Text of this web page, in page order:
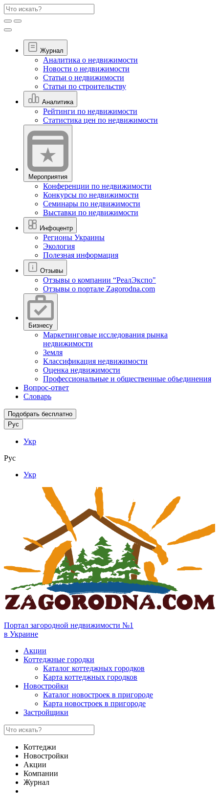
Журнал
Аналитика о недвижимости
Новости о недвижимости
Статьи о недвижимости
Статьи по строительству
Аналитика
Рейтинги по недвижимости
Статистика цен по недвижимости
Мероприятия
Конференции по недвижимости
Конкурсы по недвижимости
Семинары по недвижимости
Выставки по недвижимости
Инфоцентр
Регионы Украины
Экология
Полезная информация
Отзывы
Отзывы о компании “РеалЭкспо"
Отзывы о портале Zagorodna.com
Бизнесу
Маркетинговые исследования рынка
недвижимости
Земля
Классификация недвижимости
Оценка недвижимости
Профессиональные и общественные объединения
Вопрос-ответ
Словарь
Подобрать бесплатно
Рус
Укр
Рус
Укр
Портал загородной недвижимости №1
в Украине
Акции
Коттеджные городки
Каталог коттеджных городков
Карта коттеджных городков
Новостройки
Каталог новостроек в пригороде
Карта новостроек в пригороде
Застройщики
Коттеджи
Новостройки
Акции
Компании
Журнал